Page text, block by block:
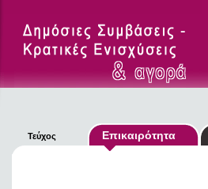
Τεύχος Επικαιρότητα